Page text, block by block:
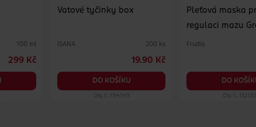
100 ml
299 Kč
Vatové tyčinky box
ISANA 200 ks
19.90 Kč
DO KOŠÍKU
Obj. č.: 794749
Pleťová maska
regulaci mazu
Grape Pore
Frudia
DO
Obj. č.: